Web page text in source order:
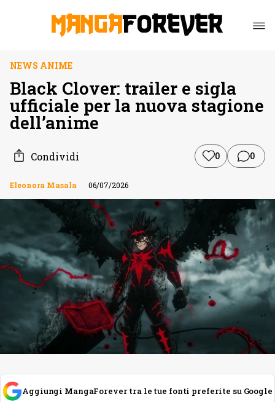
NEWS ANIME
Black Clover: trailer e sigla
ufficiale per la nuova stagione
dell’anime
Condividi 0 0
Eleonora Masala 06/07/2026
Aggiungi MangaForever tra le tue fonti preferite su Google